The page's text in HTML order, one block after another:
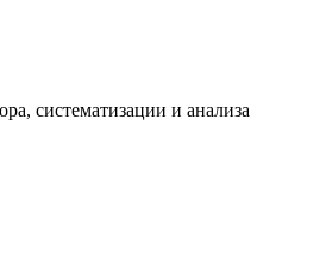
систематизации и анализа